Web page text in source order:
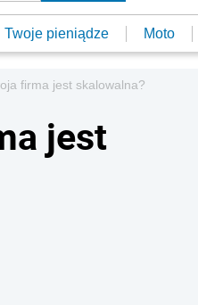
Twoje pieniądze Moto
firma jest skalowalna?
jest